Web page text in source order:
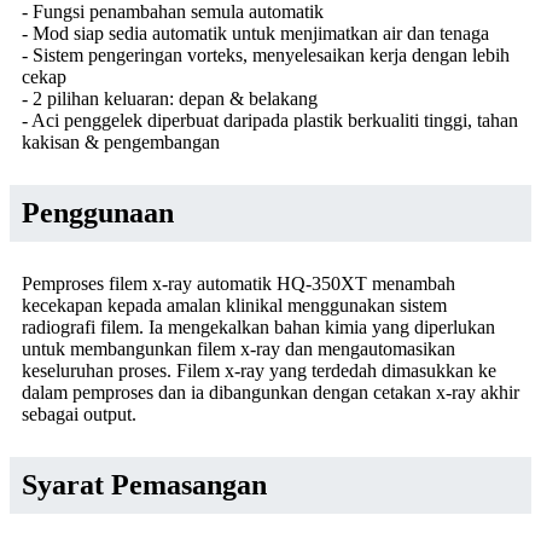
- Fungsi penambahan semula automatik
- Mod siap sedia automatik untuk menjimatkan air dan tenaga
- Sistem pengeringan vorteks, menyelesaikan kerja dengan lebih
cekap
- 2 pilihan keluaran: depan & belakang
- Aci penggelek diperbuat daripada plastik berkualiti tinggi, tahan
kakisan & pengembangan
Penggunaan
Pemproses filem x-ray automatik HQ-350XT menambah
kecekapan kepada amalan klinikal menggunakan sistem
radiografi filem. Ia mengekalkan bahan kimia yang diperlukan
untuk membangunkan filem x-ray dan mengautomasikan
keseluruhan proses. Filem x-ray yang terdedah dimasukkan ke
dalam pemproses dan ia dibangunkan dengan cetakan x-ray akhir
sebagai output.
Syarat Pemasangan